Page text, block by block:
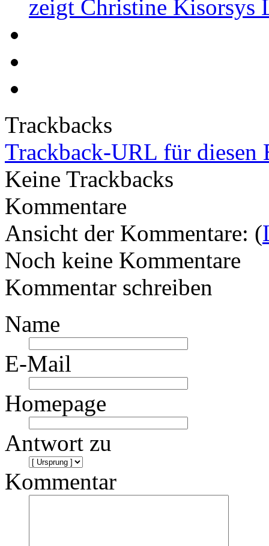
zeigt Christine Kisorsys
Trackbacks
Trackback-URL für diesen
Keine Trackbacks
Kommentare
Ansicht der Kommentare: (
Noch keine Kommentare
Kommentar schreiben
Name
E-Mail
Homepage
Antwort zu
Kommentar